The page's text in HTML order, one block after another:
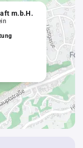
m.b.H.